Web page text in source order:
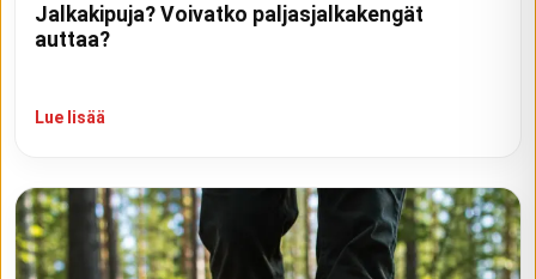
Jalkakipuja? Voivatko paljasjalkakengät
auttaa?
Lue lisää